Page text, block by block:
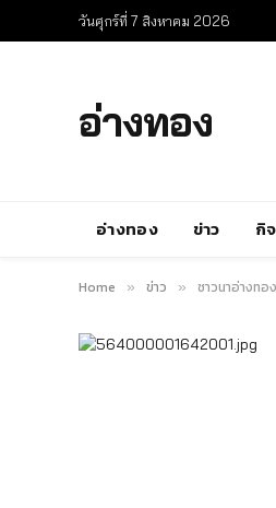
วันศุกร์ที่ 7 สิงหาคม 2026
อ่างทอง
อ่างทอง ข่าว กิ
Home » ข่าว » ชาวนาอ่างท